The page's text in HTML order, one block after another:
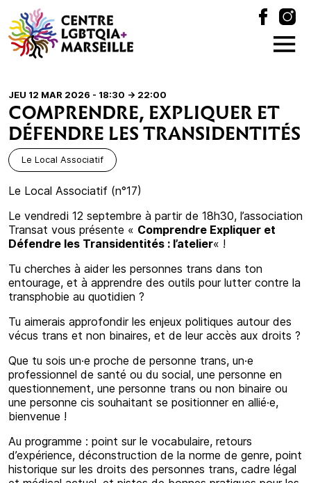
JEU 12 MAR 2026 - 18:30 -> 22:00
COMPRENDRE, EXPLIQUER ET
DÉFENDRE LES TRANSIDENTITÉS
Le Local Associatif
Le Local Associatif (n°17)
Le vendredi 12 septembre à partir de 18h30, l’association
Transat vous présente « Comprendre Expliquer et
Défendre les Transidentités : l’atelier« !
Tu cherches à aider les personnes trans dans ton
entourage, et à apprendre des outils pour lutter contre la
transphobie au quotidien ?
Tu aimerais approfondir les enjeux politiques autour des
vécus trans et non binaires, et de leur accès aux droits ?
Que tu sois un·e proche de personne trans, un·e
professionnel de santé ou du social, une personne en
questionnement, une personne trans ou non binaire ou
une personne cis souhaitant se positionner en allié·e,
bienvenue !
Au programme : point sur le vocabulaire, retours
d’expérience, déconstruction de la norme de genre, point
historique sur les droits des personnes trans, cadre légal